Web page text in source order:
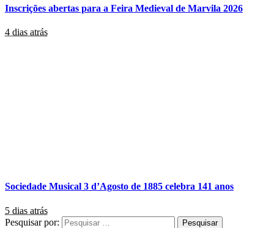
Inscrições abertas para a Feira Medieval de Marvila 2026
4 dias atrás
Sociedade Musical 3 d’Agosto de 1885 celebra 141 anos
5 dias atrás
Pesquisar por: